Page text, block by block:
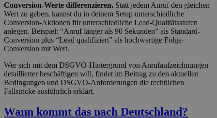
Conversion-Werte differenzieren. Statt jedem Anruf den gleichen
Wert zu geben, kannst du in deinem Setup unterschiedliche
Conversion-Aktionen für unterschiedliche Lead-Qualitätsstufen
anlegen. Beispiel: “Anruf länger als 90 Sekunden” als Standard-
Conversion plus “Lead qualifiziert” als hochwertige Folge-
Conversion mit Wert.
Wer sich mit dem DSGVO-Hintergrund von Anrufaufzeichnungen
detaillierter beschäftigen will, findet im Beitrag zu den aktuellen
Bedingungen und DSGVO-Anforderungen die rechtlichen
Fallstricke ausführlich erklärt.
Wann kommt das nach Deutschland?